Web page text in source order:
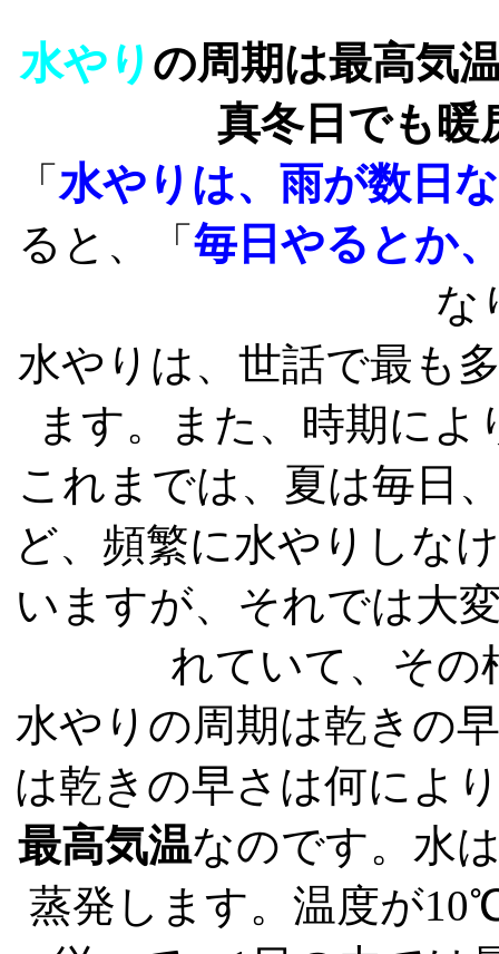
水やり の周期は最高気
真冬日でも暖
「水やりは、雨が数日
ると、「 毎日やるとか
な
水やりは、世話で最も
ます。また、時期に
これまでは、夏は毎日
ど、頻繁に水やりしな
いますが、それでは大
れていて、その
水やりの周期は乾きの
は乾きの早さは何によ
最高気温なのです。水
蒸発します。温度が